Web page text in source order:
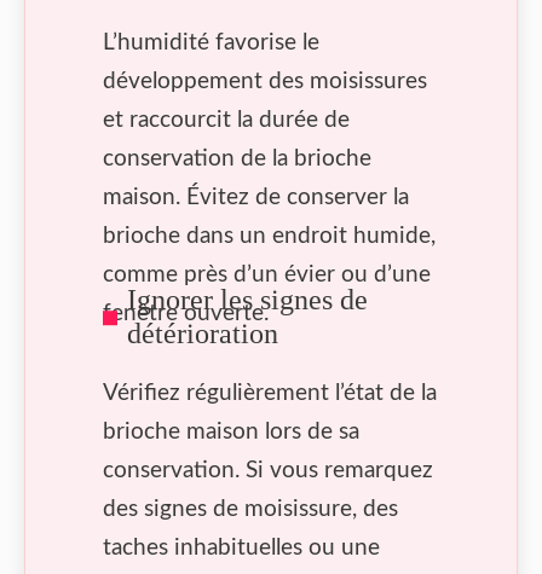
L’humidité favorise le
développement des moisissures
et raccourcit la durée de
conservation de la brioche
maison. Évitez de conserver la
brioche dans un endroit humide,
comme près d’un évier ou d’une
fenêtre ouverte.
Ignorer les signes de
détérioration
Vérifiez régulièrement l’état de la
brioche maison lors de sa
conservation. Si vous remarquez
des signes de moisissure, des
taches inhabituelles ou une